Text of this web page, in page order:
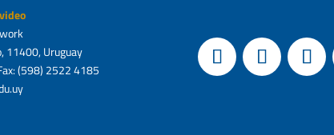
11400, Uruguay
(598) 2522 4185